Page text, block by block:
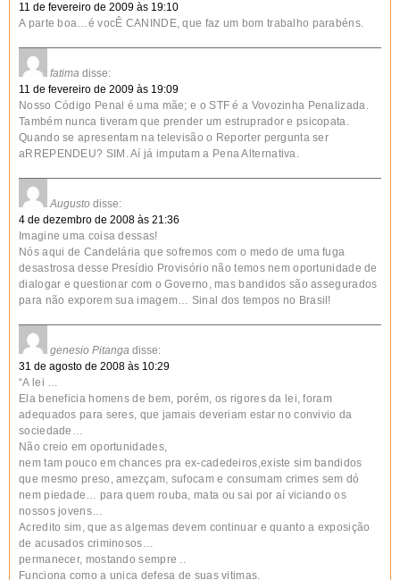
11 de fevereiro de 2009 às 19:10
A parte boa…é vocÊ CANINDE, que faz um bom trabalho parabéns.
fatima disse:
11 de fevereiro de 2009 às 19:09
Nosso Código Penal é uma mãe; e o STF é a Vovozinha Penalizada.
Também nunca tiveram que prender um estruprador e psicopata.
Quando se apresentam na televisão o Reporter pergunta ser
aRREPENDEU? SIM. Aí já imputam a Pena Alternativa.
Augusto disse:
4 de dezembro de 2008 às 21:36
Imagine uma coisa dessas!
Nós aqui de Candelária que sofremos com o medo de uma fuga
desastrosa desse Presídio Provisório não temos nem oportunidade de
dialogar e questionar com o Governo, mas bandidos são assegurados
para não exporem sua imagem… Sinal dos tempos no Brasil!
genesio Pitanga disse:
31 de agosto de 2008 às 10:29
“A lei …
Ela beneficia homens de bem, porém, os rigores da lei, foram
adequados para seres, que jamais deveriam estar no convivio da
sociedade…
Não creio em oportunidades,
nem tam pouco em chances pra ex-cadedeiros,existe sim bandidos
que mesmo preso, amezçam, sufocam e consumam crimes sem dó
nem piedade… para quem rouba, mata ou sai por aí viciando os
nossos jovens…
Acredito sim, que as algemas devem continuar e quanto a exposição
de acusados criminosos…
permanecer, mostando sempre ..
Funciona como a unica defesa de suas vitimas.